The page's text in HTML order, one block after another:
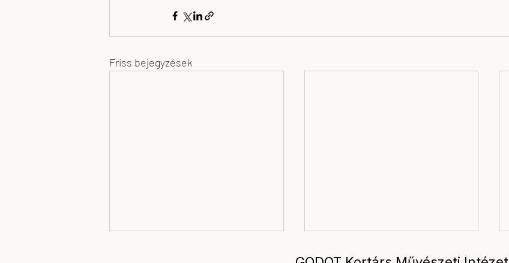
Friss bejegyzések